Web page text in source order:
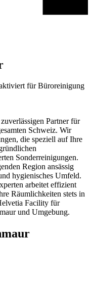
für Büroreinigung
Partner für
Schweiz. Wir
die speziell auf Ihre
Sonderreinigungen.
Region ansässig
hygienisches Umfeld.
arbeitet effizient
Räumlichkeiten stets in
Facility für
und Umgebung.